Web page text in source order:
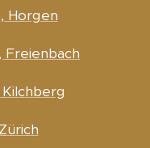
Horgen
Freienbach